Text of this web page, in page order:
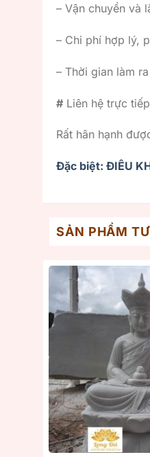
– Vận chuyển và
– Chi phí hợp lý,
– Thời gian làm
# Liên hệ trực tiếp
Rất hân hạnh
Đặc biệt: ĐIÊU
SẢN PHẨM